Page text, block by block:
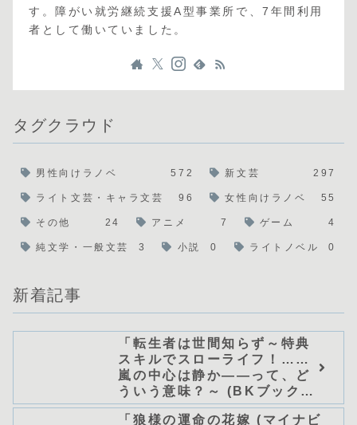
す。障がい就労継続支援A型事業所で、7年間利用
者として働いていました。
タグクラウド
男性向けラノベ 572 新文芸 297
ライト文芸・キャラ文芸 96 女性向けラノベ 55
その他 24 アニメ 7 ゲーム 4
純文学・一般文芸 3 小説 0 ライトノベル 0
新着記事
「転生者は世間知らず～特典
スキルでスローライフ！……
嵐の中心は静か――って、ど
ういう意味？～ (BKブック
ス)/唖鳴蝉」シリーズ全巻のあ
「狼様の運命の花嫁 (マイナビ